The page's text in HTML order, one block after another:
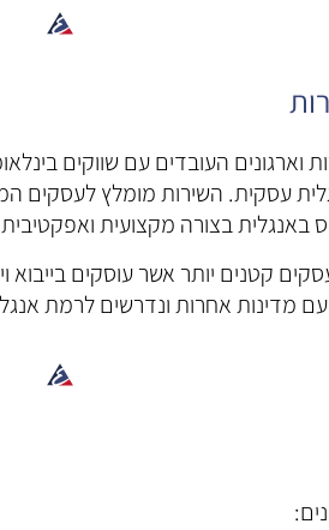
וארגונים העובדים עם שווקים
עסקית. השירות מומלץ לעסקים
באנגלית בצורה מקצועית
קטנים יותר אשר עוסקים בייבוא
מדינות אחרות ונדרשים לרמת